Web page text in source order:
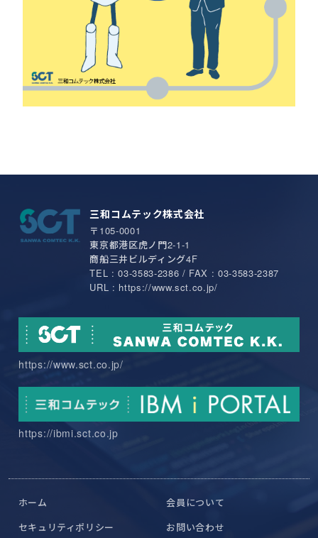
三和コムテック株式会社
〒105-0001
東京都港区虎ノ門2-1-1
商船三井ビルディング4F
TEL : 03-3583-2386 / FAX : 03-3583-2387
URL : https://www.sct.co.jp/
https://www.sct.co.jp/
https://ibmi.sct.co.jp
ホーム
会員について
セキュリティポリシー
お問い合わせ